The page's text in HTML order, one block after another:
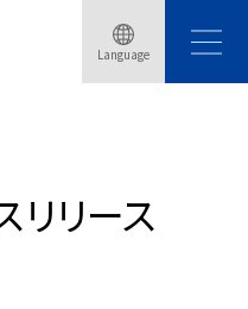
Language
BAY」建築に着手決定
リリース